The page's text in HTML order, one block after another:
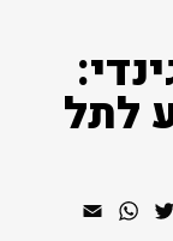
לתל
Twitter
WhatsApp